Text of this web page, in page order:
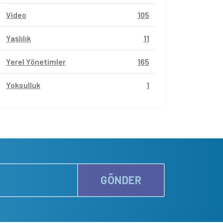
Video 105
Yaşlılık 11
Yerel Yönetimler 165
Yoksulluk 1
GÖNDER